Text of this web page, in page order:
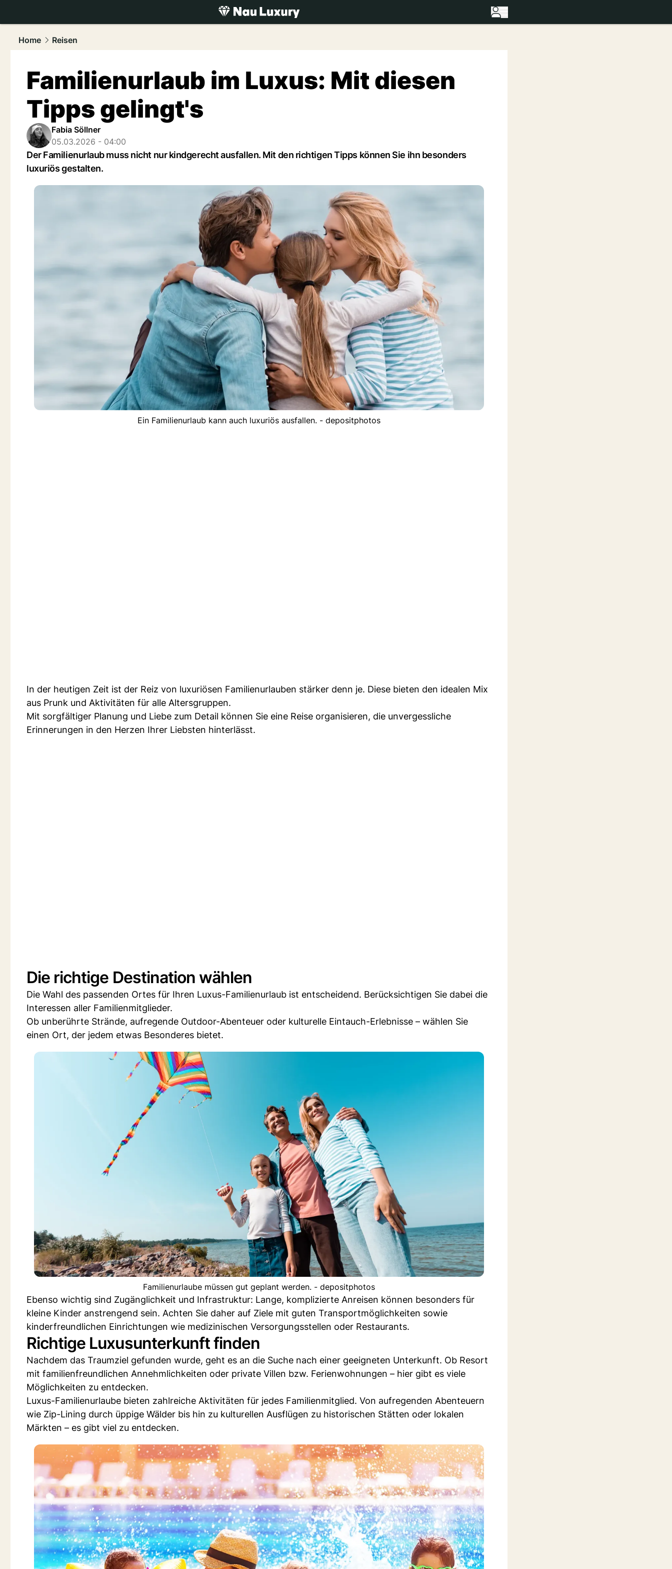
luxury.NAU.ch
Home
Reisen
Familienurlaub im Luxus: Mit diesen
Tipps gelingt's
Fabia Söllner
05.03.2026 - 04:00
Der Familienurlaub muss nicht nur kindgerecht ausfallen. Mit den richtigen Tipps können Sie ihn besonders
luxuriös gestalten.
Ein Familienurlaub kann auch luxuriös ausfallen. - depositphotos
In der heutigen Zeit ist der Reiz von luxuriösen Familienurlauben stärker denn je. Diese bieten den idealen Mix
aus Prunk und Aktivitäten für alle Altersgruppen.
Mit sorgfältiger Planung und Liebe zum Detail können Sie eine Reise organisieren, die unvergessliche
Erinnerungen in den Herzen Ihrer Liebsten hinterlässt.
Die richtige Destination wählen
Die Wahl des passenden Ortes für Ihren Luxus-Familienurlaub ist entscheidend. Berücksichtigen Sie dabei die
Interessen aller Familienmitglieder.
Ob unberührte Strände, aufregende Outdoor-Abenteuer oder kulturelle Eintauch-Erlebnisse – wählen Sie
einen Ort, der jedem etwas Besonderes bietet.
Familienurlaube müssen gut geplant werden. - depositphotos
Ebenso wichtig sind Zugänglichkeit und Infrastruktur: Lange, komplizierte Anreisen können besonders für
kleine Kinder anstrengend sein. Achten Sie daher auf Ziele mit guten Transportmöglichkeiten sowie
kinderfreundlichen Einrichtungen wie medizinischen Versorgungsstellen oder Restaurants.
Richtige Luxusunterkunft finden
Nachdem das Traumziel gefunden wurde, geht es an die Suche nach einer geeigneten Unterkunft. Ob Resort
mit familienfreundlichen Annehmlichkeiten oder private Villen bzw. Ferienwohnungen – hier gibt es viele
Möglichkeiten zu entdecken.
Luxus-Familienurlaube bieten zahlreiche Aktivitäten für jedes Familienmitglied. Von aufregenden Abenteuern
wie Zip-Lining durch üppige Wälder bis hin zu kulturellen Ausflügen zu historischen Stätten oder lokalen
Märkten – es gibt viel zu entdecken.